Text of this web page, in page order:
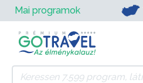
Mai programok